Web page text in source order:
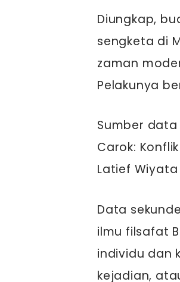
Diungkap,
sengketa di
zaman
Pelakunya
Sumber
Carok:
Latief
Data
ilmu filsafat
individu dan
kejadian,